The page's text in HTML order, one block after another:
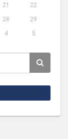
21
22
28
29
4 5